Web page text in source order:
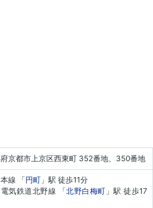
京都市上京区西東町 352番地、350番地
線 「円町 」駅 徒歩11分
気鉄道北野線 「北野白梅町 」駅 徒歩17